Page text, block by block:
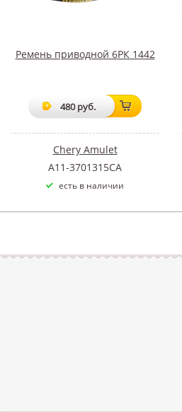
Ремень приводной 6РК 1442
480 руб.
Chery Amulet
A11-3701315CA
есть в наличии